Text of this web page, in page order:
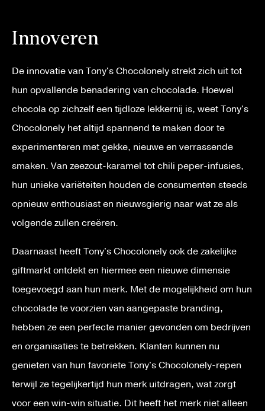
Innoveren
De innovatie van Tony's Chocolonely strekt zich uit tot
hun opvallende benadering van chocolade. Hoewel
chocola op zichzelf een tijdloze lekkernij is, weet Tony's
Chocolonely het altijd spannend te maken door te
experimenteren met gekke, nieuwe en verrassende
smaken. Van zeezout-karamel tot chili peper-infusies,
hun unieke variëteiten houden de consumenten steeds
opnieuw enthousiast en nieuwsgierig naar wat ze als
volgende zullen creëren.
Daarnaast heeft Tony's Chocolonely ook de zakelijke
giftmarkt ontdekt en hiermee een nieuwe dimensie
toegevoegd aan hun merk. Met de mogelijkheid om hun
chocolade te voorzien van aangepaste branding,
hebben ze een perfecte manier gevonden om bedrijven
en organisaties te betrekken. Klanten kunnen nu
genieten van hun favoriete Tony's Chocolonely-repen
terwijl ze tegelijkertijd hun merk uitdragen, wat zorgt
voor een win-win situatie. Dit heeft het merk niet alleen